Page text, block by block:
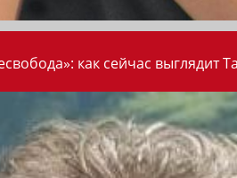
как сейчас выглядит